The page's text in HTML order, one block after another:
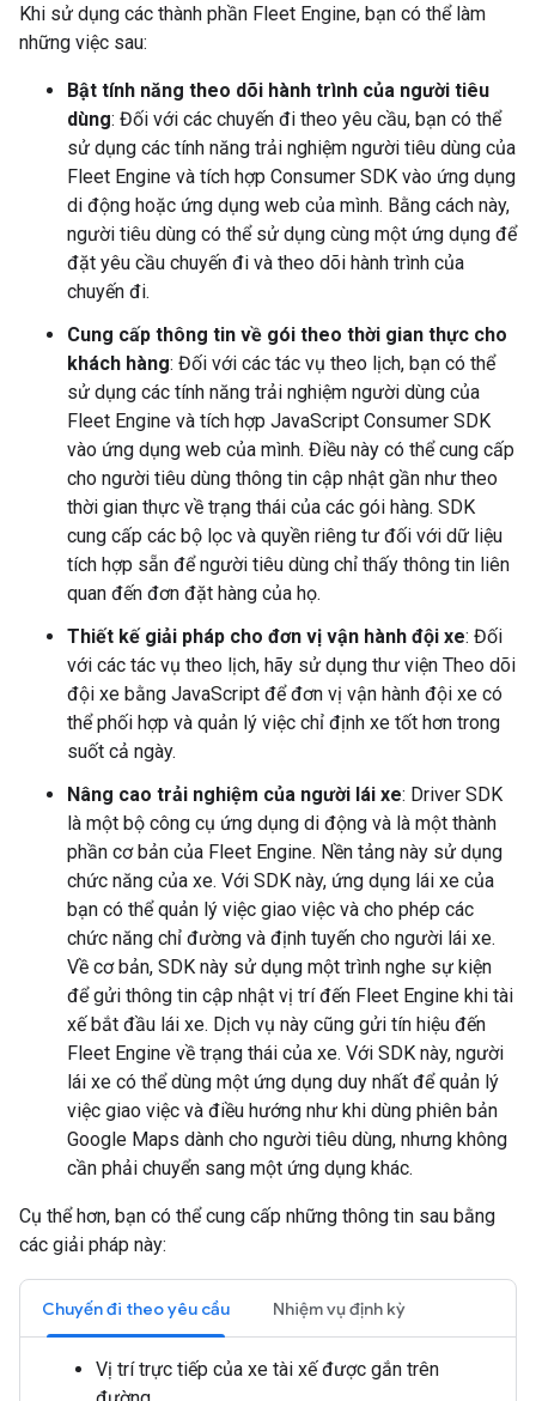
Khi sử dụng các thành phần Fleet Engine, bạn có thể làm
những việc sau:
Bật tính năng theo dõi hành trình của người tiêu
dùng: Đối với các chuyến đi theo yêu cầu, bạn có thể
sử dụng các tính năng trải nghiệm người tiêu dùng của
Fleet Engine và tích hợp Consumer SDK vào ứng dụng
di động hoặc ứng dụng web của mình. Bằng cách này,
người tiêu dùng có thể sử dụng cùng một ứng dụng để
đặt yêu cầu chuyến đi và theo dõi hành trình của
chuyến đi.
Cung cấp thông tin về gói theo thời gian thực cho
khách hàng: Đối với các tác vụ theo lịch, bạn có thể
sử dụng các tính năng trải nghiệm người dùng của
Fleet Engine và tích hợp JavaScript Consumer SDK
vào ứng dụng web của mình. Điều này có thể cung cấp
cho người tiêu dùng thông tin cập nhật gần như theo
thời gian thực về trạng thái của các gói hàng. SDK
cung cấp các bộ lọc và quyền riêng tư đối với dữ liệu
tích hợp sẵn để người tiêu dùng chỉ thấy thông tin liên
quan đến đơn đặt hàng của họ.
Thiết kế giải pháp cho đơn vị vận hành đội xe: Đối
với các tác vụ theo lịch, hãy sử dụng thư viện Theo dõi
đội xe bằng JavaScript để đơn vị vận hành đội xe có
thể phối hợp và quản lý việc chỉ định xe tốt hơn trong
suốt cả ngày.
Nâng cao trải nghiệm của người lái xe: Driver SDK
là một bộ công cụ ứng dụng di động và là một thành
phần cơ bản của Fleet Engine. Nền tảng này sử dụng
chức năng của xe. Với SDK này, ứng dụng lái xe của
bạn có thể quản lý việc giao việc và cho phép các
chức năng chỉ đường và định tuyến cho người lái xe.
Về cơ bản, SDK này sử dụng một trình nghe sự kiện
để gửi thông tin cập nhật vị trí đến Fleet Engine khi tài
xế bắt đầu lái xe. Dịch vụ này cũng gửi tín hiệu đến
Fleet Engine về trạng thái của xe. Với SDK này, người
lái xe có thể dùng một ứng dụng duy nhất để quản lý
việc giao việc và điều hướng như khi dùng phiên bản
Google Maps dành cho người tiêu dùng, nhưng không
cần phải chuyển sang một ứng dụng khác.
Cụ thể hơn, bạn có thể cung cấp những thông tin sau bằng
các giải pháp này:
Chuyến đi theo yêu cầu Nhiệm vụ định kỳ
Vị trí trực tiếp của xe tài xế được gắn trên